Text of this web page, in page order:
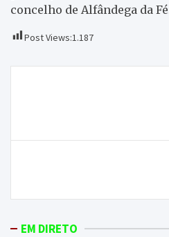
concelho de Alfândega da
Post Views:1.187
EM DIRETO